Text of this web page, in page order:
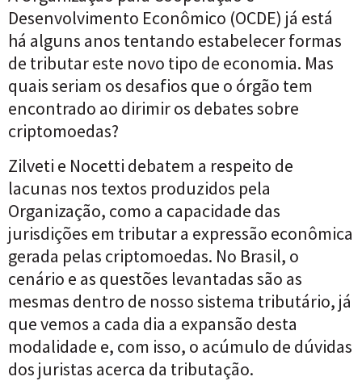
Desenvolvimento Econômico (OCDE) já está
há alguns anos tentando estabelecer formas
de tributar este novo tipo de economia. Mas
quais seriam os desafios que o órgão tem
encontrado ao dirimir os debates sobre
criptomoedas?
Zilveti e Nocetti debatem a respeito de
lacunas nos textos produzidos pela
Organização, como a capacidade das
jurisdições em tributar a expressão econômica
gerada pelas criptomoedas. No Brasil, o
cenário e as questões levantadas são as
mesmas dentro de nosso sistema tributário, já
que vemos a cada dia a expansão desta
modalidade e, com isso, o acúmulo de dúvidas
dos juristas acerca da tributação.